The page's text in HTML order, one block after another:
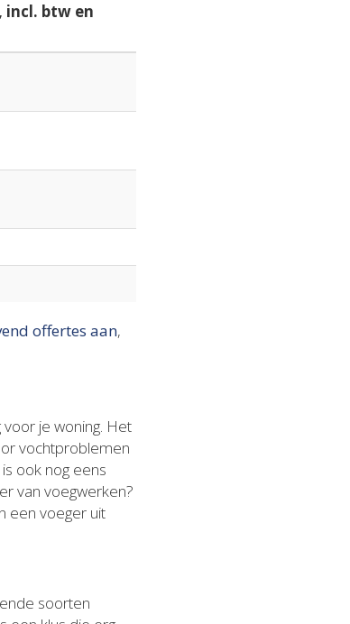
incl. btw en
offertes aan,
je woning. Het
vochtproblemen
ook nog eens
van voegwerken?
een voeger uit
soorten